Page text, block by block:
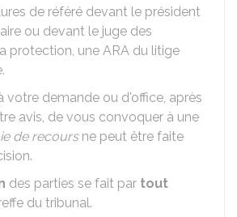
de référé devant le président
ou devant le juge des
protection, une ARA du litige
votre demande ou d'office, après
avis, de vous convoquer à une
de recoursne peut être faite
des parties se fait par tout
du tribunal.